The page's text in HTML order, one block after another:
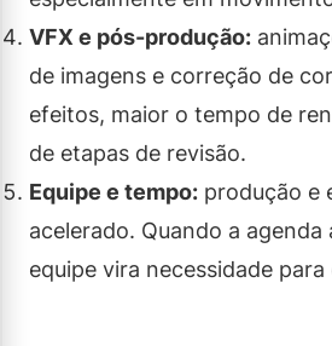
VFX e pós-produção:
de imagens e correção de
efeitos, maior o tempo de
de etapas de revisão.
Equipe e tempo: produção e
acelerado. Quando a
equipe vira necessidade